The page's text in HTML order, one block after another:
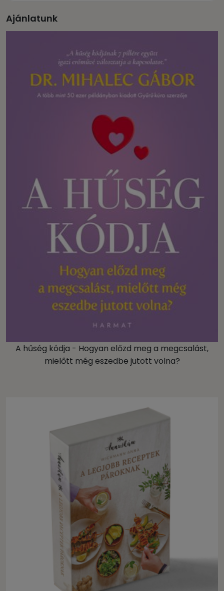
össze a mienket is.
Ajánlatunk
A hűség kódja - Hogyan előzd meg a megcsalást,
mielőtt még eszedbe jutott volna?